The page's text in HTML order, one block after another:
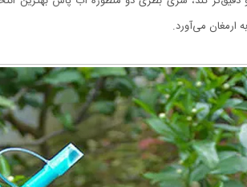
ارمغان می‌آورد.